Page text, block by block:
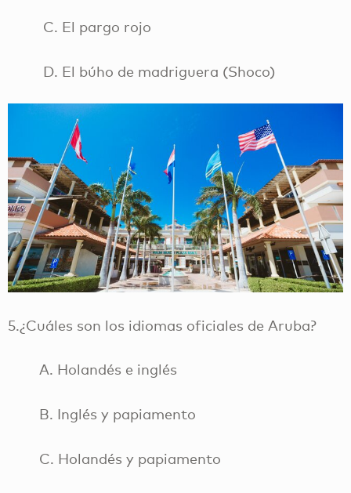
C. El pargo rojo
D. El búho de madriguera (Shoco)
5.¿Cuáles son los idiomas oficiales de Aruba?
A. Holandés e inglés
B. Inglés y papiamento
C. Holandés y papiamento